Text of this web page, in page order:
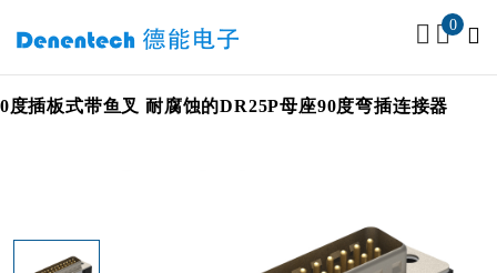
0
头90度插板式带鱼叉 耐腐蚀的DR25P母座90度弯插连接器